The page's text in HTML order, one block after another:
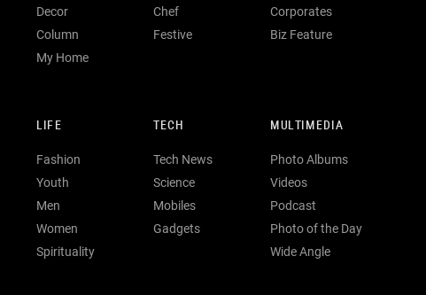
Decor
Column
My Home
Chef
Festive
Corporates
Biz Feature
LIFE
Fashion
Youth
Men
Women
Spirituality
TECH
Tech News
Science
Mobiles
Gadgets
MULTIMEDIA
Photo Albums
Videos
Podcast
Photo of the Day
Wide Angle